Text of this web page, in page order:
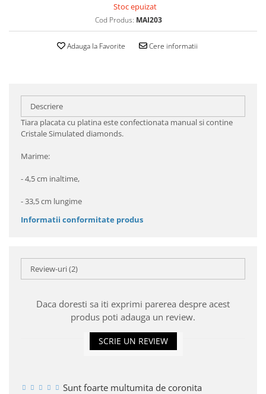
Stoc epuizat
Cod Produs: MAI203
Adauga la Favorite Cere informatii
Descriere
Tiara placata cu platina este confectionata manual si contine
Cristale Simulated diamonds.
Marime:
- 4,5 cm inaltime,
- 33,5 cm lungime
Informatii conformitate produs
Review-uri(2)
Daca doresti sa iti exprimi parerea despre acest
produs poti adauga un review.
SCRIE UN REVIEW
Sunt foarte multumita de coronita